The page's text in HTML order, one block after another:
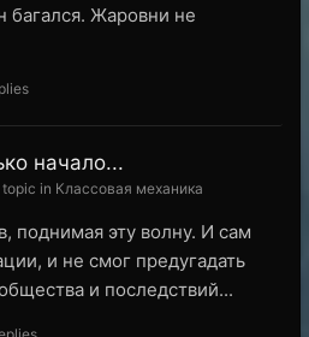
багался. Жаровни не
начало...
in Классовая механика
поднимая эту волну. И сам
и не смог предугадать
и последствий...